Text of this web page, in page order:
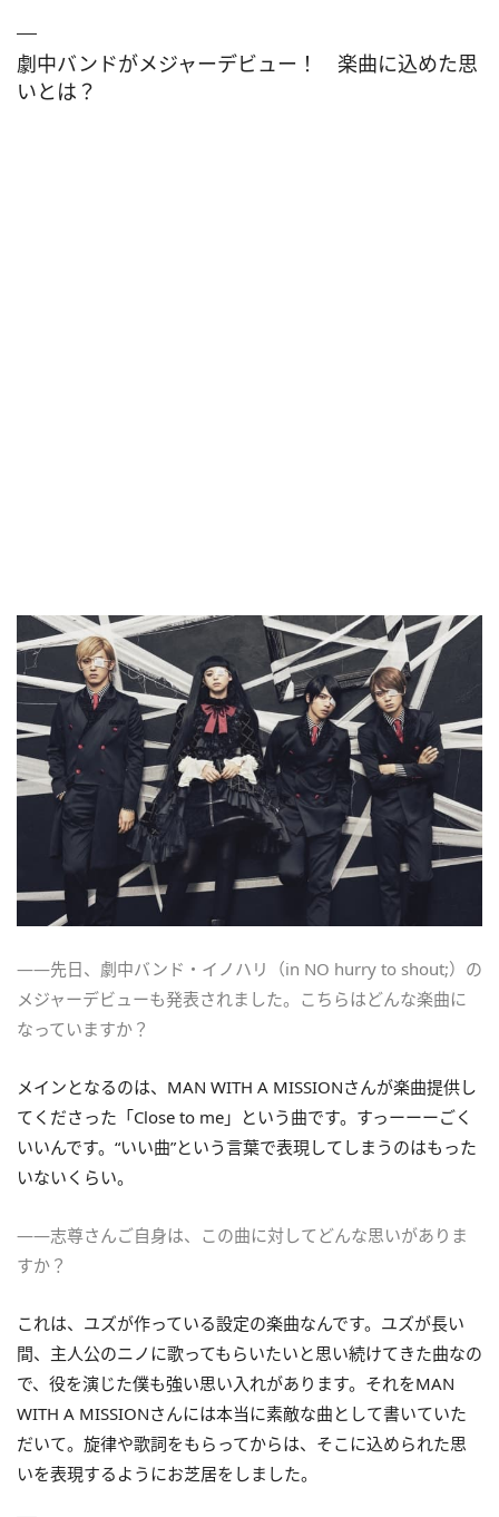
劇中バンドがメジャーデビュー！ 楽曲に込めた思
いとは？
――先日、劇中バンド・イノハリ（in NO hurry to shout;）の
メジャーデビューも発表されました。こちらはどんな楽曲に
なっていますか？
メインとなるのは、MAN WITH A MISSIONさんが楽曲提供し
てくださった「Close to me」という曲です。すっーーーごく
いいんです。“いい曲”という言葉で表現してしまうのはもった
いないくらい。
――志尊さんご自身は、この曲に対してどんな思いがありま
すか？
これは、ユズが作っている設定の楽曲なんです。ユズが長い
間、主人公のニノに歌ってもらいたいと思い続けてきた曲なの
で、役を演じた僕も強い思い入れがあります。それをMAN
WITH A MISSIONさんには本当に素敵な曲として書いていた
だいて。旋律や歌詞をもらってからは、そこに込められた思
いを表現するようにお芝居をしました。